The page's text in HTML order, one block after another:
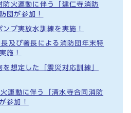
火運動に伴う「建仁寺消防
団が参加！
プ実放水訓練を実施！
及び署長による消防団年末特
施！
想定した「震災対応訓練」
運動に伴う「清水寺合同消防
参加！